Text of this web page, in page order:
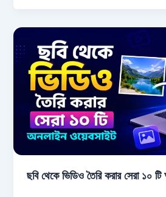
ছবি থেকে ভিডিও তৈরি করার সেরা ১০